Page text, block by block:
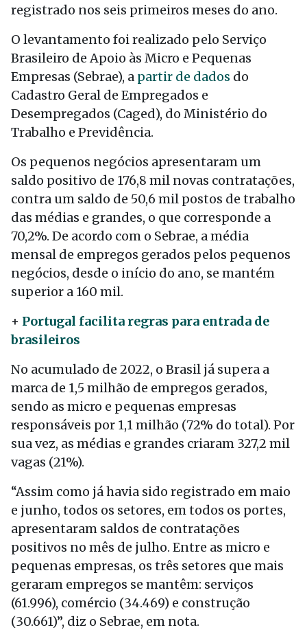
registrado nos seis primeiros meses do ano.
O levantamento foi realizado pelo Serviço
Brasileiro de Apoio às Micro e Pequenas
Empresas (Sebrae), a partir de dados do
Cadastro Geral de Empregados e
Desempregados (Caged), do Ministério do
Trabalho e Previdência.
Os pequenos negócios apresentaram um
saldo positivo de 176,8 mil novas contratações,
contra um saldo de 50,6 mil postos de trabalho
das médias e grandes, o que corresponde a
70,2%. De acordo com o Sebrae, a média
mensal de empregos gerados pelos pequenos
negócios, desde o início do ano, se mantém
superior a 160 mil.
+ Portugal facilita regras para entrada de
brasileiros
No acumulado de 2022, o Brasil já supera a
marca de 1,5 milhão de empregos gerados,
sendo as micro e pequenas empresas
responsáveis por 1,1 milhão (72% do total). Por
sua vez, as médias e grandes criaram 327,2 mil
vagas (21%).
“Assim como já havia sido registrado em maio
e junho, todos os setores, em todos os portes,
apresentaram saldos de contratações
positivos no mês de julho. Entre as micro e
pequenas empresas, os três setores que mais
geraram empregos se mantêm: serviços
(61.996), comércio (34.469) e construção
(30.661)”, diz o Sebrae, em nota.